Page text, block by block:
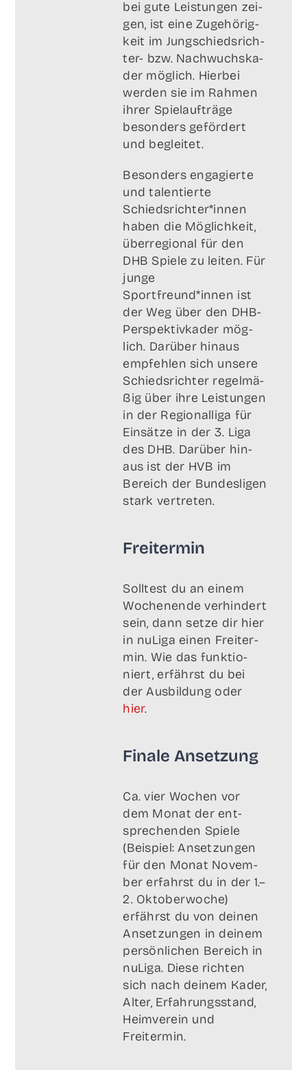
bei gute Leis­tun­gen zei­
gen, ist eine Zuge­hö­rig­
keit im Jung­schieds­rich­
ter- bzw. Nach­wuchs­ka­
der mög­lich. Hier­bei
wer­den sie im Rah­men
ihrer Spiel­auf­trä­ge
beson­ders geför­dert
und begleitet.
Beson­ders enga­gier­te
und talen­tier­te
Schiedsrichter*innen
haben die Mög­lich­keit,
über­re­gio­nal für den
DHB Spie­le zu lei­ten. Für
jun­ge
Sportfreund*innen ist
der Weg über den DHB-
Per­spek­tiv­ka­der mög­
lich. Dar­über hin­aus
emp­feh­len sich unse­re
Schieds­rich­ter regel­mä­
ßig über ihre Leis­tun­gen
in der Regio­nal­li­ga für
Ein­sät­ze in der 3. Liga
des DHB. Dar­über hin­
aus ist der HVB im
Bereich der Bun­des­li­gen
stark vertreten.
Frei­ter­min
Soll­test du an einem
Wochen­en­de ver­hin­dert
sein, dann set­ze dir hier
in nuLi­ga einen Frei­ter­
min. Wie das funk­tio­
niert, erfährst du bei
der Aus­bil­dung oder
hier.
Fina­le Ansetzung
Ca. vier Wochen vor
dem Monat der ent­
spre­chen­den Spie­le
(Bei­spiel: Anset­zun­gen
für den Monat Novem­
ber erfahrst du in der 1.–
2. Okto­ber­wo­che)
erfährst du von dei­nen
Anset­zun­gen in dei­nem
per­sön­li­chen Bereich in
nuLi­ga. Die­se rich­ten
sich nach dei­nem Kader,
Alter, Erfah­rungs­stand,
Heim­ver­ein und
Freitermin.